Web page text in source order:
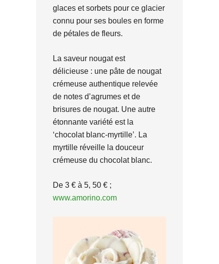
glaces et sorbets pour ce glacier
connu pour ses boules en forme
de pétales de fleurs.
La saveur nougat est
délicieuse : une pâte de nougat
crémeuse authentique relevée
de notes d’agrumes et de
brisures de nougat. Une autre
étonnante variété est la
‘chocolat blanc-myrtille’. La
myrtille réveille la douceur
crémeuse du chocolat blanc.
De 3 € à 5, 50 € ;
www.amorino.com